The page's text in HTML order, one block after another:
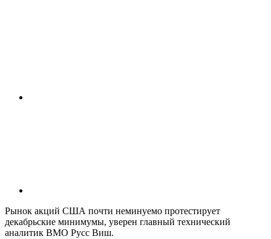
Рынок акций США почти неминуемо протестирует
декабрьские минимумы, уверен главный технический
аналитик BMO Русс Виш.